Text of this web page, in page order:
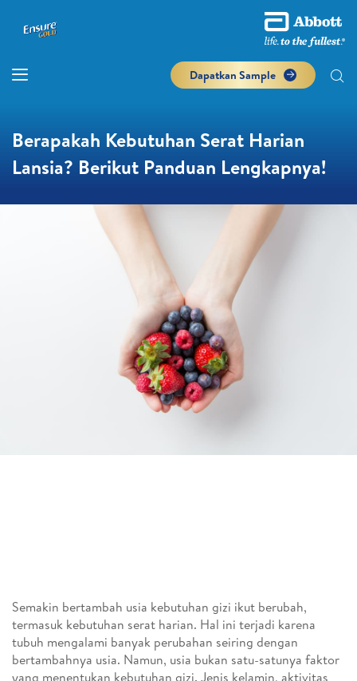
Dapatkan Sample
Berapakah Kebutuhan Serat Harian
Lansia? Berikut Panduan Lengkapnya!
Semakin bertambah usia kebutuhan gizi ikut berubah,
termasuk kebutuhan serat harian. Hal ini terjadi karena
tubuh mengalami banyak perubahan seiring dengan
bertambahnya usia. Namun, usia bukan satu-satunya faktor
yang menentukan kebutuhan gizi. Jenis kelamin, aktivitas